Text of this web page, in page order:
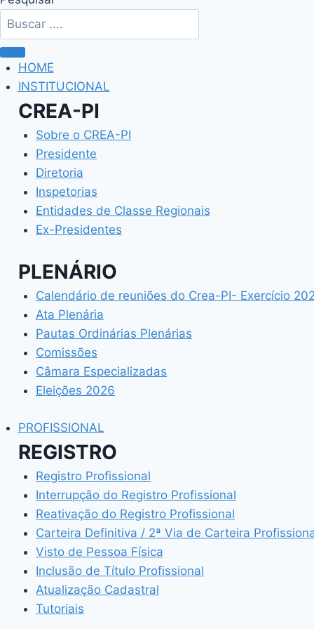
HOME
INSTITUCIONAL
CREA-PI
Sobre o CREA-PI
Presidente
Diretoria
Inspetorias
Entidades de Classe Regionais
Ex-Presidentes
PLENÁRIO
Calendário de reuniões do Crea-PI- Exercício
Ata Plenária
Pautas Ordinárias Plenárias
Comissões
Câmara Especializadas
Eleições 2026
PROFISSIONAL
REGISTRO
Registro Profissional
Interrupção do Registro Profissional
Reativação do Registro Profissional
Carteira Definitiva / 2ª Via de Carteira
Visto de Pessoa Física
Inclusão de Título Profissional
Atualização Cadastral
Tutoriais